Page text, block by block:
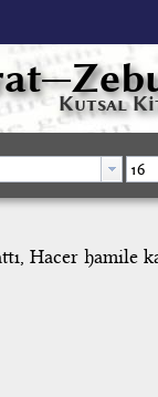
Kutsal
Hacer hamile